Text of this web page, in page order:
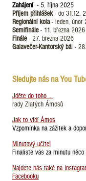
Zahájení - 5. října 2025
Příjem přihlášek- do 31.12.
Regionální kola- leden, únor
Semifinále - 11. března 2026
Finále - 27. března 2026
Galavečer-Kantorský bál -
Sledujte nás na You
Jděte do toho ...
rady Zlatých Ámosů
Jak to vidí Ámos
Vzpomínka na zážitek a
Minutový učitel
Finalisté vás za minutu něco
Najdete nás také na
Facebooku